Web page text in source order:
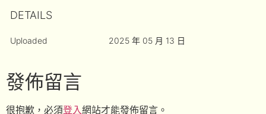
DETAILS
Uploaded 2025 年 05 月 13 日
發佈留言
很抱歉，必須登入網站才能發佈留言。